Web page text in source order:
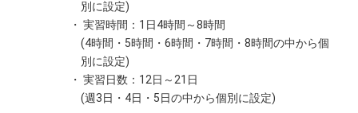
別に設定)
・ 実習時間：1日4時間～8時間
(4時間・5時間・6時間・7時間・8時間の中から個
別に設定)
・ 実習日数：12日～21日
(週3日・4日・5日の中から個別に設定)